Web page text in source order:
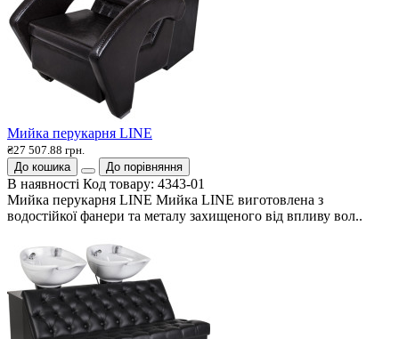
Мийка перукарня LINE
₴27 507.88 грн.
До кошика
До порівняння
В наявності Код товару: 4343-01
Мийка перукарня LINE Мийка LINE виготовлена з
водостійкої фанери та металу захищеного від впливу вол..